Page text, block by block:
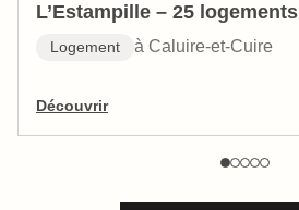
L’Estampille – 25 logements
Logement à Caluire-et-Cuire
Découvrir